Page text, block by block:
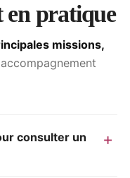
en pratique
missions,
consulter un